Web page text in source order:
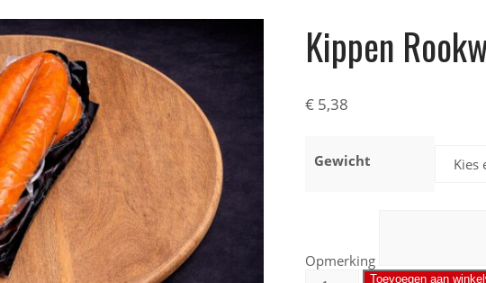
Kippen
€ 5,38
Gewicht
Opmerking
Toevoegen aan